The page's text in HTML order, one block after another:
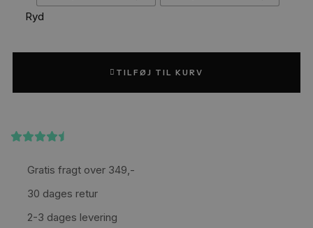
Ryd
TILFØJ TIL KURV
Gratis fragt over 349,-
30 dages retur
2-3 dages levering